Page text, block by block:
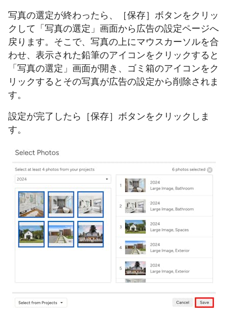
写真の選定が終わったら、［保存］ボタンをクリッ
クして「写真の選定」画面から広告の設定ページへ
戻ります。そこで、写真の上にマウスカーソルを合
わせ、表示された鉛筆のアイコンをクリックすると
「写真の選定」画面が開き、ゴミ箱のアイコンをク
リックするとその写真が広告の設定から削除されま
す。
設定が完了したら［保存］ボタンをクリックしま
す。